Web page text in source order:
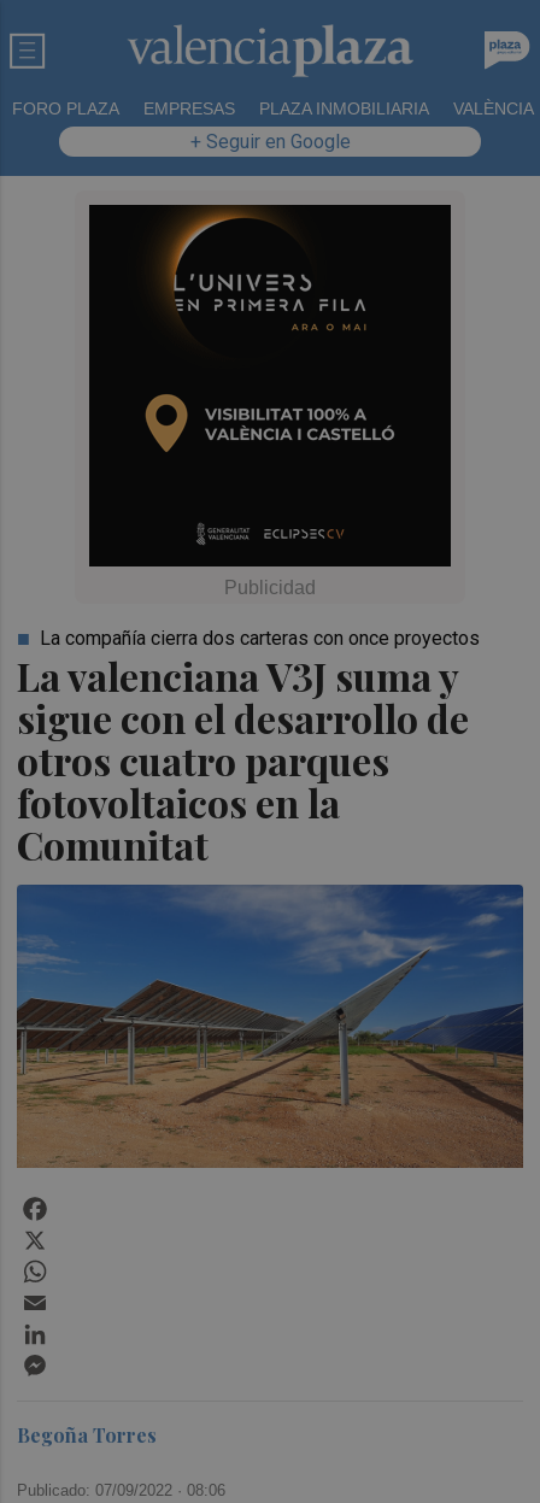
FORO PLAZA EMPRESAS PLAZA INMOBILIARIA VALÈNCIA
+ Seguir en Google
La valenciana V3J suma y
sigue con el desarrollo de
otros cuatro parques
fotovoltaicos en la
Comunitat
La compañía cierra dos carteras con once proyectos
Begoña Torres
Publicado: 07/09/2022 ·08:06